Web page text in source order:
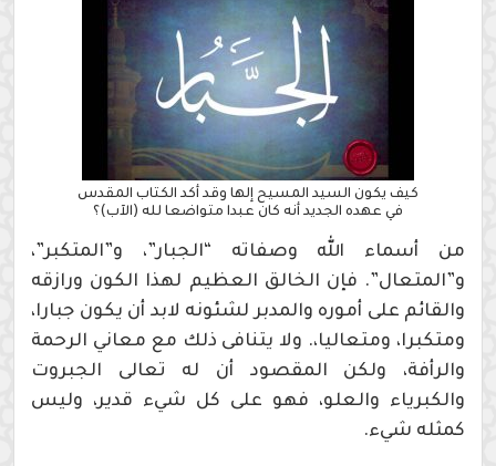
كيف يكون السيد المسيح إلها وقد أكد الكتاب المقدس
في عهده الجديد أنه كان عبدا متواضعا لله (الآب)؟
من أسماء الله وصفاته “الجبار”، و”المتكبر”،
و”المتعال”. فإن الخالق العظيم لهذا الكون ورازقه
والقائم على أموره والمدبر لشئونه لابد أن يكون جبارا،
ومتكبرا، ومتعاليا،. ولا يتنافى ذلك مع معاني الرحمة
والرأفة، ولكن المقصود أن له تعالى الجبروت
والكبرياء والعلو، فهو على كل شيء قدير، وليس
كمثله شيء.